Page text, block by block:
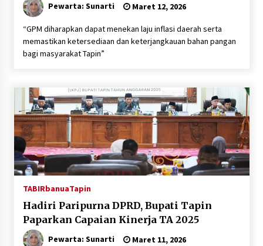
Pewarta: Sunarti Maret 12, 2026
“GPM diharapkan dapat menekan laju inflasi daerah serta
memastikan ketersediaan dan keterjangkauan bahan pangan
bagi masyarakat Tapin”
TABIRbanuaTapin
Hadiri Paripurna DPRD, Bupati Tapin
Paparkan Capaian Kinerja TA 2025
Pewarta: Sunarti Maret 11, 2026